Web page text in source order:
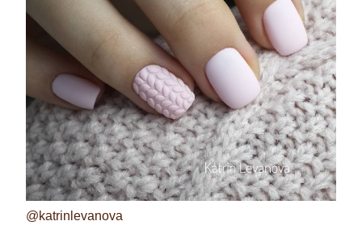
@katrinlevanova